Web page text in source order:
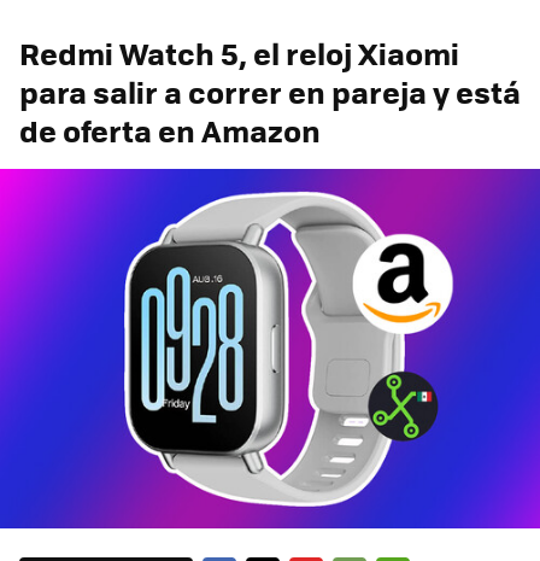
Redmi Watch 5, el reloj Xiaomi
para salir a correr en pareja y está
de oferta en Amazon